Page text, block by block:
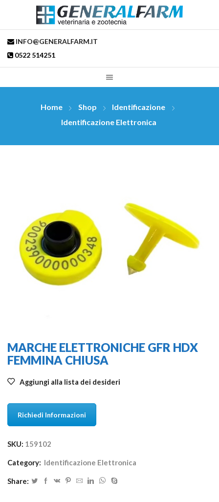
INFO@GENERALFARM.IT
0522 514251
Home Shop
Identificazione
Identificazione Elettronica
MARCHE ELETTRONICHE GFR HDX
FEMMINA CHIUSA
Aggiungi alla lista dei desideri
Richiedi Informazioni
SKU: 159102
Category: Identificazione Elettronica
Share: